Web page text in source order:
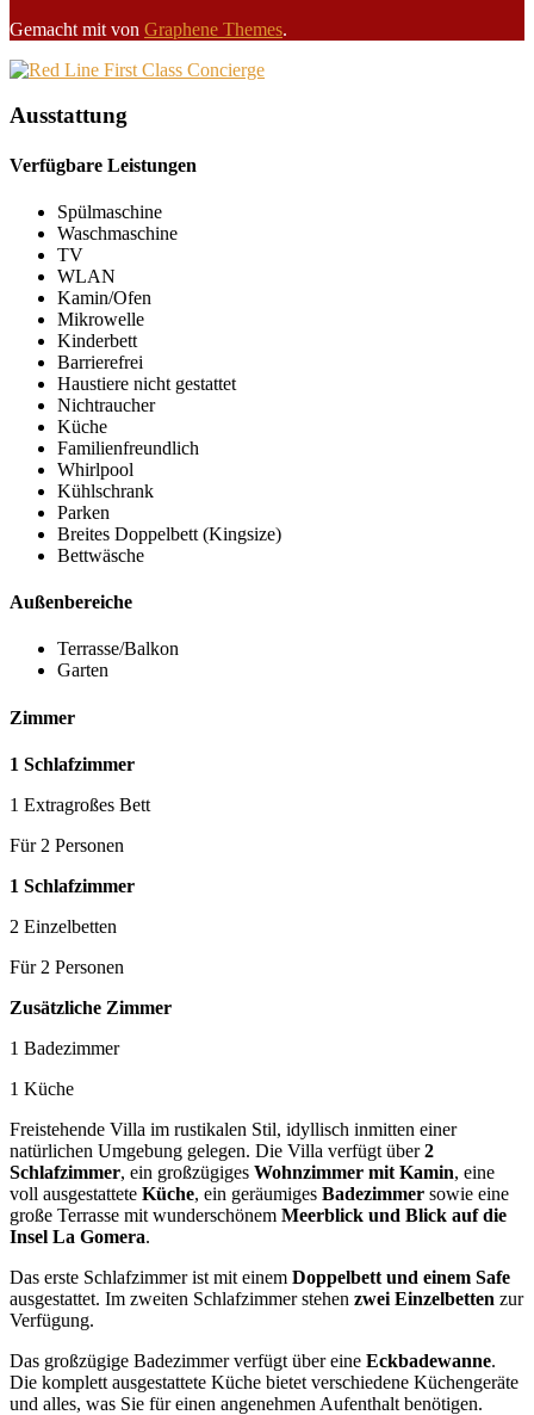
Gemacht mit von Graphene Themes.
Ausstattung
Verfügbare Leistungen
Spülmaschine
Waschmaschine
TV
WLAN
Kamin/Ofen
Mikrowelle
Kinderbett
Barrierefrei
Haustiere nicht gestattet
Nichtraucher
Küche
Familienfreundlich
Whirlpool
Kühlschrank
Parken
Breites Doppelbett (Kingsize)
Bettwäsche
Außenbereiche
Terrasse/Balkon
Garten
Zimmer
1 Schlafzimmer
1 Extragroßes Bett
Für 2 Personen
1 Schlafzimmer
2 Einzelbetten
Für 2 Personen
Zusätzliche Zimmer
1 Badezimmer
1 Küche
Freistehende Villa im rustikalen Stil, idyllisch inmitten einer
natürlichen Umgebung gelegen. Die Villa verfügt über2
Schlafzimmer, ein großzügiges Wohnzimmer mit Kamin, eine
voll ausgestattete Küche, ein geräumiges Badezimmer sowie eine
große Terrasse mit wunderschönem Meerblick und Blick auf die
Insel La Gomera.
Das erste Schlafzimmer ist mit einem Doppelbett und einem Safe
ausgestattet. Im zweiten Schlafzimmer stehen zwei Einzelbetten zur
Verfügung.
Das großzügige Badezimmer verfügt über eine Eckbadewanne.
Die komplett ausgestattete Küche bietet verschiedene Küchengeräte
und alles, was Sie für einen angenehmen Aufenthalt benötigen.